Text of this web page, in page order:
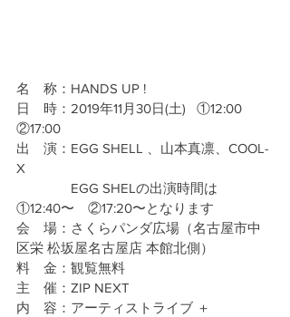
名　称：HANDS UP !
日　時：2019年11月30日(土)   ①12:00
②17:00
出　演：EGG SHELL 、山本真凛、COOL-
X
EGG SHELの出演時間は
①12:40〜　②17:20〜となります
会　場：さくらパンダ広場（名古屋市中
区栄 松坂屋名古屋店 本館北側）
料　金：観覧無料
主　催：ZIP NEXT
内　容：アーティストライブ ＋